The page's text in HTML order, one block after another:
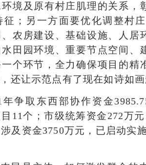
境及原有村庄肌理的关系，
征；另一方面要优化调整村
农房建设、基础设施、人居
田园环境、重要节点空间、
个环节，全力确保项目的精
还让示范点有了现在如诗如画
年争取东西部协作资金
11个；市级统筹资金272万
及资金3750万元，已启动实